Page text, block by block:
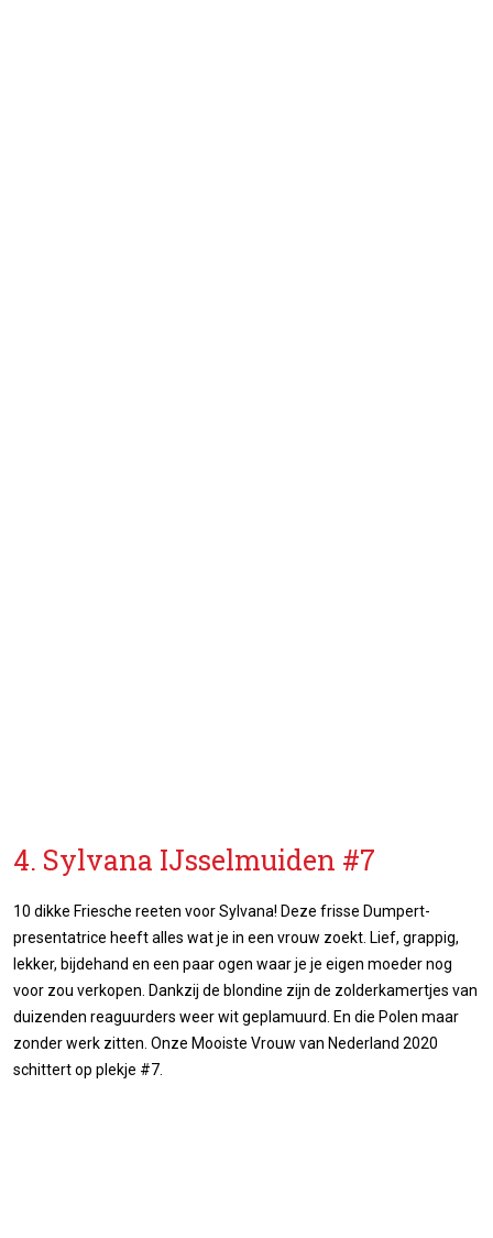
4. Sylvana IJsselmuiden #7
10 dikke Friesche reeten voor Sylvana! Deze frisse Dumpert-
presentatrice heeft alles wat je in een vrouw zoekt. Lief, grappig,
lekker, bijdehand en een paar ogen waar je je eigen moeder nog
voor zou verkopen. Dankzij de blondine zijn de zolderkamertjes van
duizenden reaguurders weer wit geplamuurd. En die Polen maar
zonder werk zitten. Onze Mooiste Vrouw van Nederland 2020
schittert op plekje #7.